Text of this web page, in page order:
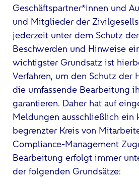
Geschäftspartner*innen und
und Mitglieder der
jederzeit unter dem Schutz
Beschwerden und Hinweise
wichtigster Grundsatz ist
Verfahren, um den Schutz der
die umfassende Bearbeitung
garantieren. Daher hat auf
Meldungen ausschließlich ein
begrenzter Kreis von
Compliance-Management
Bearbeitung erfolgt immer
der folgenden Grundsätze: